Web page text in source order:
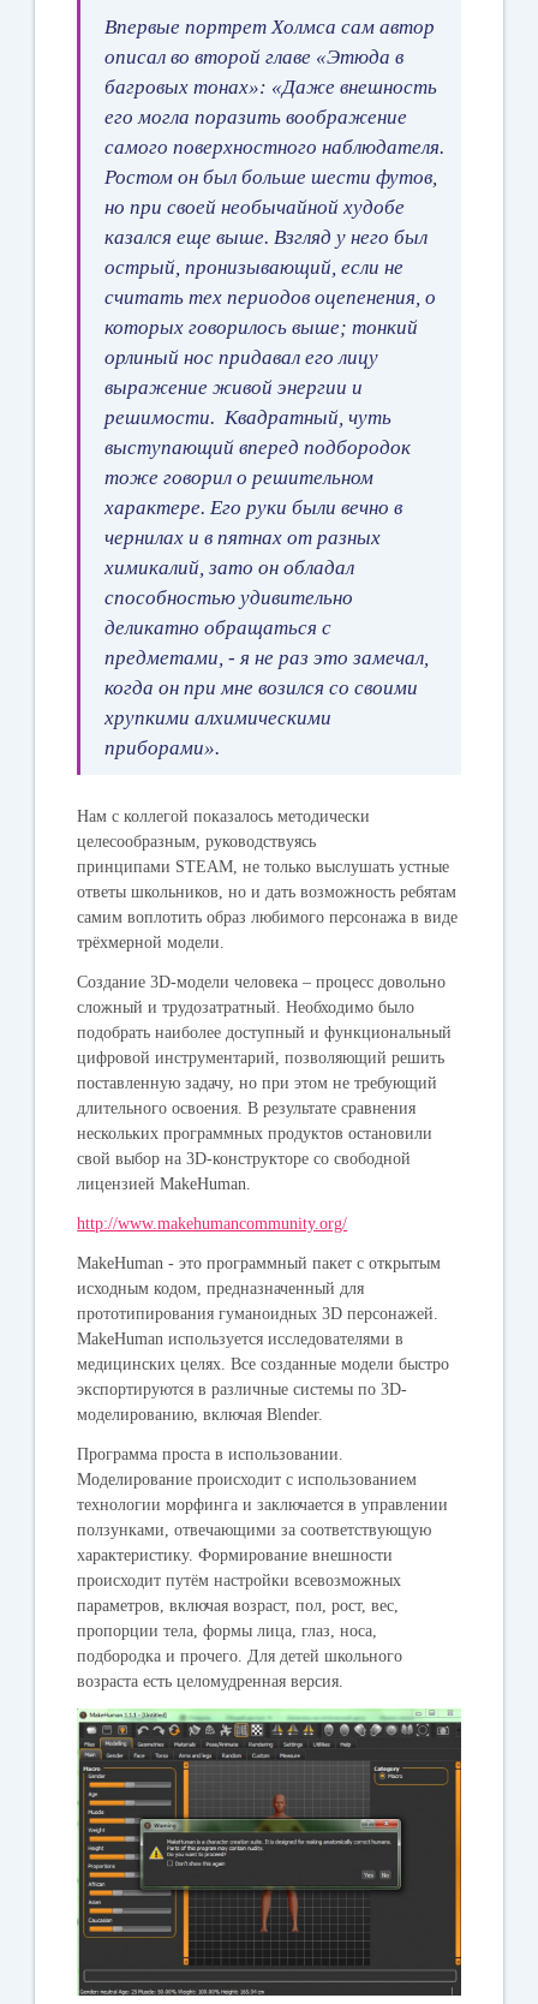
Впервые портрет Холмса сам автор
описал во второй главе «Этюда в
багровых тонах»: «Даже внешность
его могла поразить воображение
самого поверхностного наблюдателя.
Ростом он был больше шести футов,
но при своей необычайной худобе
казался еще выше. Взгляд у него был
острый, пронизывающий, если не
считать тех периодов оцепенения, о
которых говорилось выше; тонкий
орлиный нос придавал его лицу
выражение живой энергии и
решимости. Квадратный, чуть
выступающий вперед подбородок
тоже говорил о решительном
характере. Его руки были вечно в
чернилах и в пятнах от разных
химикалий, зато он обладал
способностью удивительно
деликатно обращаться с
предметами, - я не раз это замечал,
когда он при мне возился со своими
хрупкими алхимическими
приборами».
Нам с коллегой показалось методически
целесообразным, руководствуясь
принципами STEAM , не только выслушать устные
ответы школьников, но и дать возможность ребятам
самим воплотить образ любимого персонажа в виде
трёхмерной модели.
Создание 3D-модели человека – процесс довольно
сложный и трудозатратный. Необходимо было
подобрать наиболее доступный и функциональный
цифровой инструментарий, позволяющий решить
поставленную задачу, но при этом не требующий
длительного освоения. В результате сравнения
нескольких программных продуктов остановили
свой выбор на3D-конструкторе со свободной
лицензией MakeHuman.
http://www.makehumancommunity.org/
MakeHuman - это программный пакет с открытым
исходным кодом, предназначенный для
прототипирования гуманоидных 3D персонажей.
MakeHuman используется исследователями в
медицинских целях.Все созданные модели быстро
экспортируются в различные системы по 3D-
моделированию, включая Blender.
Программа проста в использовании.
Моделирование происходит с использованием
технологии морфинга и заключается в управлении
ползунками, отвечающими за соответствующую
характеристику. Формирование внешности
происходит путём настройки всевозможных
параметров, включая возраст, пол, рост, вес,
пропорции тела, формы лица, глаз, носа,
подбородка и прочего. Для детей школьного
возраста есть целомудренная версия.